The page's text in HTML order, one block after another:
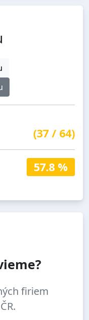
(37 / 64)
57.8 %
firiem